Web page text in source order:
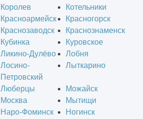
Королев
Котельники
Красноармейск
Красногорск
Краснозаводск
Краснознаменск
Кубинка
Куровское
Ликино-Дулёво
Лобня
Лосино-
Петровский
Лыткарино
Люберцы
Можайск
Москва
Мытищи
Наро-Фоминск
Ногинск